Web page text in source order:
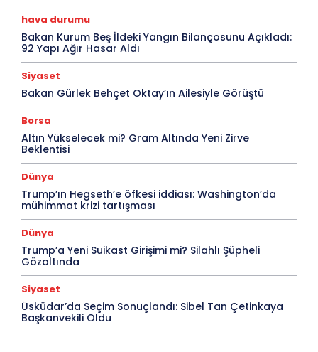
hava durumu
Bakan Kurum Beş İldeki Yangın Bilançosunu Açıkladı:
92 Yapı Ağır Hasar Aldı
Siyaset
Bakan Gürlek Behçet Oktay’ın Ailesiyle Görüştü
Borsa
Altın Yükselecek mi? Gram Altında Yeni Zirve
Beklentisi
Dünya
Trump’ın Hegseth’e öfkesi iddiası: Washington’da
mühimmat krizi tartışması
Dünya
Trump’a Yeni Suikast Girişimi mi? Silahlı Şüpheli
Gözaltında
Siyaset
Üsküdar’da Seçim Sonuçlandı: Sibel Tan Çetinkaya
Başkanvekili Oldu